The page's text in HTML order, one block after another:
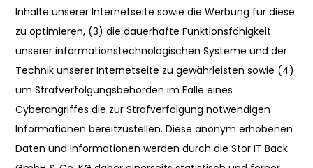
Inhalte unserer Internetseite sowie die Werbung für diese
zu optimieren, (3) die dauerhafte Funktionsfähigkeit
unserer informationstechnologischen Systeme und der
Technik unserer Internetseite zu gewährleisten sowie (4)
um Strafverfolgungsbehörden im Falle eines
Cyberangriffes die zur Strafverfolgung notwendigen
Informationen bereitzustellen. Diese anonym erhobenen
Daten und Informationen werden durch die Stor IT Back